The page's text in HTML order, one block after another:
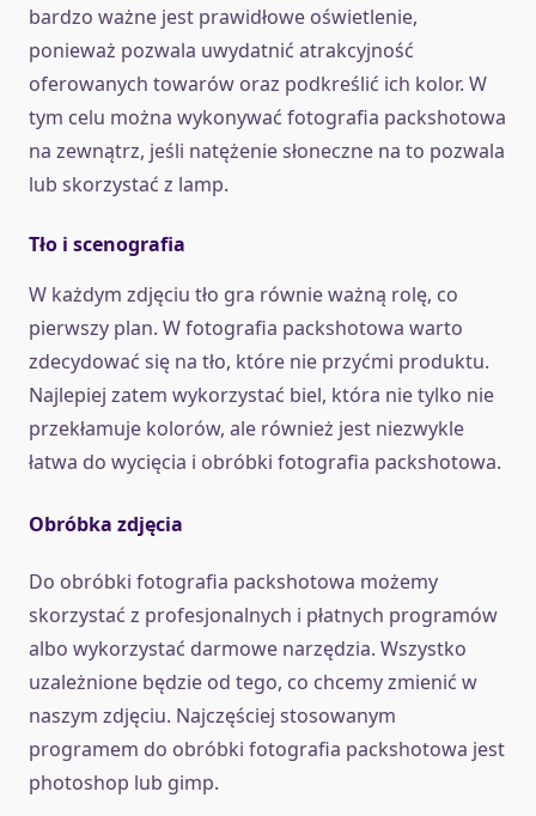
bardzo ważne jest prawidłowe oświetlenie,
ponieważ pozwala uwydatnić atrakcyjność
oferowanych towarów oraz podkreślić ich kolor. W
tym celu można wykonywać fotografia packshotowa
na zewnątrz, jeśli natężenie słoneczne na to pozwala
lub skorzystać z lamp.
Tło i scenografia
W każdym zdjęciu tło gra równie ważną rolę, co
pierwszy plan. W fotografia packshotowa warto
zdecydować się na tło, które nie przyćmi produktu.
Najlepiej zatem wykorzystać biel, która nie tylko nie
przekłamuje kolorów, ale również jest niezwykle
łatwa do wycięcia i obróbki fotografia packshotowa.
Obróbka zdjęcia
Do obróbki fotografia packshotowa możemy
skorzystać z profesjonalnych i płatnych programów
albo wykorzystać darmowe narzędzia. Wszystko
uzależnione będzie od tego, co chcemy zmienić w
naszym zdjęciu. Najczęściej stosowanym
programem do obróbki fotografia packshotowa jest
photoshop lub gimp.